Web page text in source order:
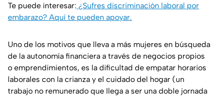
Te puede interesar: ¿Sufres discriminación laboral por
embarazo? Aquí te pueden apoyar.
Uno de los motivos que lleva a más mujeres en búsqueda
de la autonomía financiera a través de negocios propios
o emprendimientos, es la dificultad de empatar horarios
laborales con la crianza y el cuidado del hogar (un
trabajo no remunerado que llega a ser una doble jornada